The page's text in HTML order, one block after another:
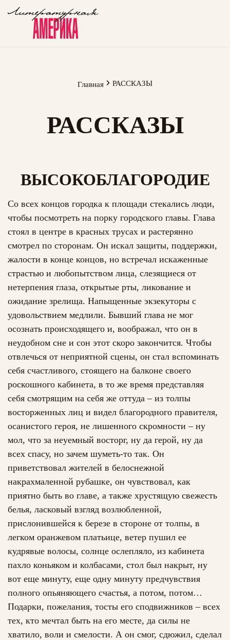
РАССКАЗЫ
Главная РАССКАЗЫ
ВЫСОКОБЛАГОРОДИЕ
Со всех концов городка к площади стекались люди,
чтобы посмотреть на порку городского главы. Глава
стоял в центре в красных трусах и растерянно
смотрел по сторонам. Он искал защиты, поддержки,
жалости в конце концов, но встречал искаженные
страстью и любопытством лица, слезящиеся от
нетерпения глаза, открытые рты, ликование и
ожидание зрелища. Напыщенные экзекуторы с
удовольствием медлили. Бывший глава не мог
осознать происходящего и, воображал, что он в
неудобном сне и сон этот скоро закончится. Чтобы
отвлечься от неприятной сцены, он стал вспоминать
себя счастливого, стоящего на балконе своего
роскошного кабинета, в то же время представляя
себя смотрящим на себя же оттуда – из толпы
восторженных лиц и видел благородного правителя,
осанистого героя, не лишенного скромности – ну
мол, что за неуемный восторг, ну да герой, ну да
всех спасу, но зачем шуметь-то так. Он
приветствовал жителей в белоснежной
накрахмаленной рубашке, он чувствовал, как
приятно быть во главе, а также хрустящую свежесть
белья, ласковый взгляд возлюбленной,
прислонившейся к березе в стороне от толпы, в
легком оранжевом платьице, ветер пушил ее
кудрявые волосы, солнце ослепляло, из кабинета
пахло коньяком и колбасами, стол был накрыт, ну
вот еще минуту, еще одну минуту предчувствия
полного опьяняющего счастья, а потом, потом…
Подарки, пожелания, тосты его сподвижников – всех
тех, кто мечтал быть на его месте, да силы не
хватило, воли и смелости. А он смог, сдюжил, сделал